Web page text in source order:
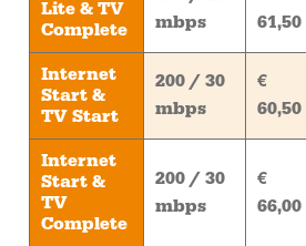
Lite & TV
Complete
mbps
61,50
Internet
Start &
TV Start
200 / 30
mbps
€
60,50
Internet
Start &
TV
Complete
200 / 30
mbps
€
66,00